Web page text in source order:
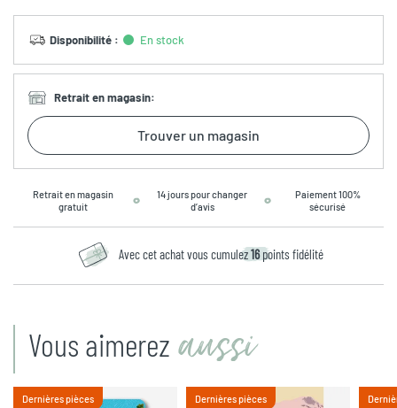
Disponibilité : En stock
Retrait en magasin:
Trouver un magasin
Retrait en magasin
gratuit
14 jours pour changer
d’avis
Paiement 100%
sécurisé
Avec cet achat vous cumulez16 points fidélité
Vous aimerez aussi
Dernières pièces Dernières pièces